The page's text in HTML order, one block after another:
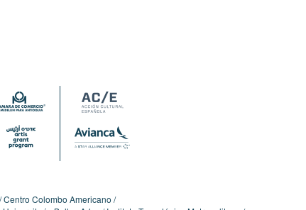
Centro Colombo Americano